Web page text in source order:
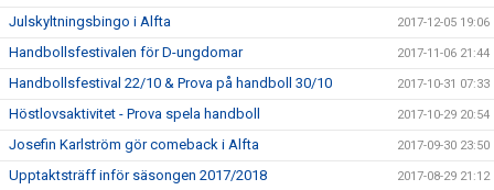
Julskyltningsbingo i Alfta 2017-12-05 19:06
Handbollsfestivalen för D-ungdomar 2017-11-06 21:44
Handbollsfestival 22/10 & Prova på handboll 30/10 2017-10-31 07:33
Höstlovsaktivitet - Prova spela handboll 2017-10-29 20:54
Josefin Karlström gör comeback i Alfta 2017-09-30 23:50
Upptaktsträff inför säsongen 2017/2018 2017-08-29 21:12